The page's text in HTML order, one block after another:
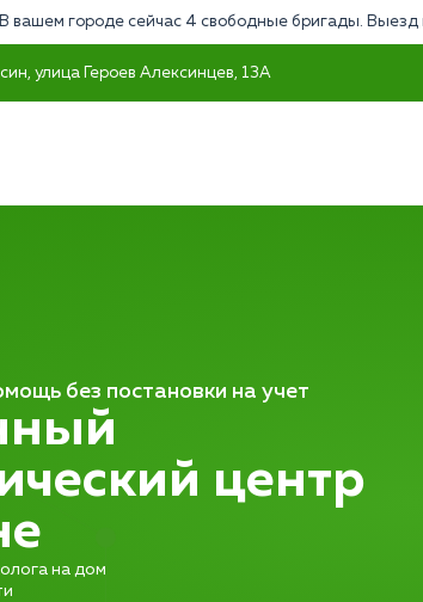
В вашем городе сейчас 4 свободные бригады. Выезд
улица Героев Алексинцев, 13А
без постановки на учет
центр
на дом